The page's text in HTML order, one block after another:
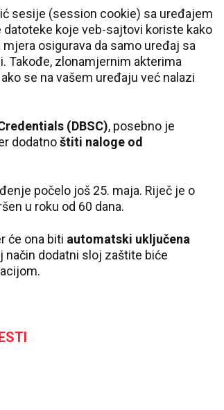
sesije (session cookie) sa uređajem
koje veb-sajtovi koriste kako
osigurava da samo uređaj sa
Takođe, zlonamjernim akterima
ako se na vašem uređaju već nalazi
(DBSC), posebno je
dodatnoštiti naloge od
počelo još 25. maja. Riječ je o
u roku od 60 dana.
će ona biti automatski uključena
način dodatni sloj zaštite biće